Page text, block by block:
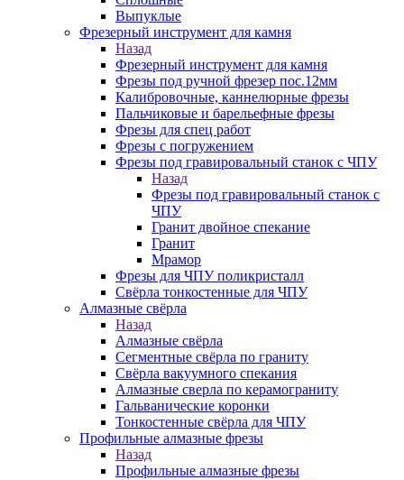
Выпуклые
Фрезерный инструмент для камня
Назад
Фрезерный инструмент для камня
Фрезы под ручной фрезер пос.12мм
Калибровочные, каннелюрные фрезы
Пальчиковые и барельефные фрезы
Фрезы для спец работ
Фрезы с погружением
Фрезы под гравировальный станок с ЧПУ
Назад
Фрезы под гравировальный станок с
ЧПУ
Гранит двойное спекание
Гранит
Мрамор
Фрезы для ЧПУ поликристалл
Свёрла тонкостенные для ЧПУ
Алмазные свёрла
Назад
Алмазные свёрла
Сегментные свёрла по граниту
Свёрла вакуумного спекания
Алмазные сверла по керамограниту
Гальванические коронки
Тонкостенные свёрла для ЧПУ
Профильные алмазные фрезы
Назад
Профильные алмазные фрезы